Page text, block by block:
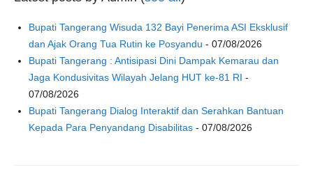
Bupati Tangerang Wisuda 132 Bayi Penerima ASI Eksklusif
dan Ajak Orang Tua Rutin ke Posyandu - 07/08/2026
Bupati Tangerang : Antisipasi Dini Dampak Kemarau dan
Jaga Kondusivitas Wilayah Jelang HUT ke-81 RI -
07/08/2026
Bupati Tangerang Dialog Interaktif dan Serahkan Bantuan
Kepada Para Penyandang Disabilitas - 07/08/2026